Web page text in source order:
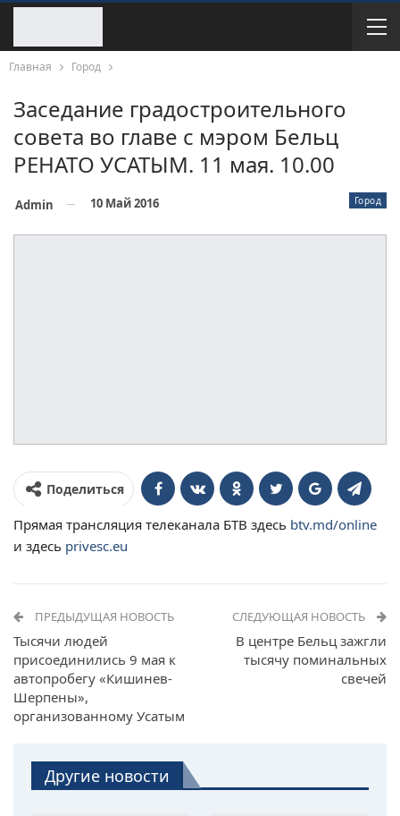
Главная Город
Заседание градостроительного
совета во главе с мэром Бельц
РЕНАТО УСАТЫМ. 11 мая. 10.00
Город
Admin 10 Май 2016
Поделиться
Прямая трансляция телеканала БТВ здесь btv.md/online
и здесь privesc.eu
ПРЕДЫДУЩАЯ НОВОСТЬ
Тысячи людей
присоединились 9 мая к
автопробегу «Кишинев-
Шерпены»,
организованному Усатым
СЛЕДУЮЩАЯ НОВОСТЬ
В центре Бельц зажгли
тысячу поминальных
свечей
Другие новости